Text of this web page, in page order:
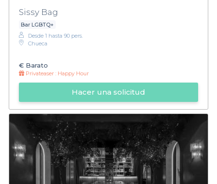
Sissy Bag
Bar LGBTQ+
Desde 1 hasta 90 pers.
Chueca
€ Barato
Privateaser : Happy Hour
Hacer una solicitud